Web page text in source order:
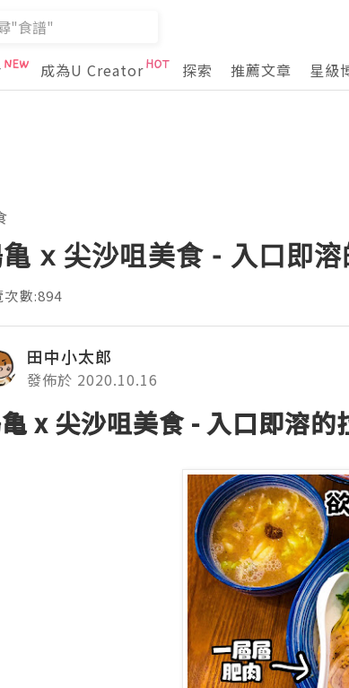
成為U Creator 探索 推薦文章 星級
x 尖沙咀美食 - 入口即
次數:894
田中小太郎
發佈於 2020.10.16
x 尖沙咀美食 - 入口即溶的